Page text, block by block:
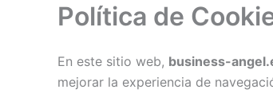
Política de
En este sitio web, business-
mejorar la experiencia de